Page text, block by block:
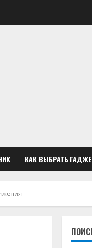
КАК ВЫБРАТЬ